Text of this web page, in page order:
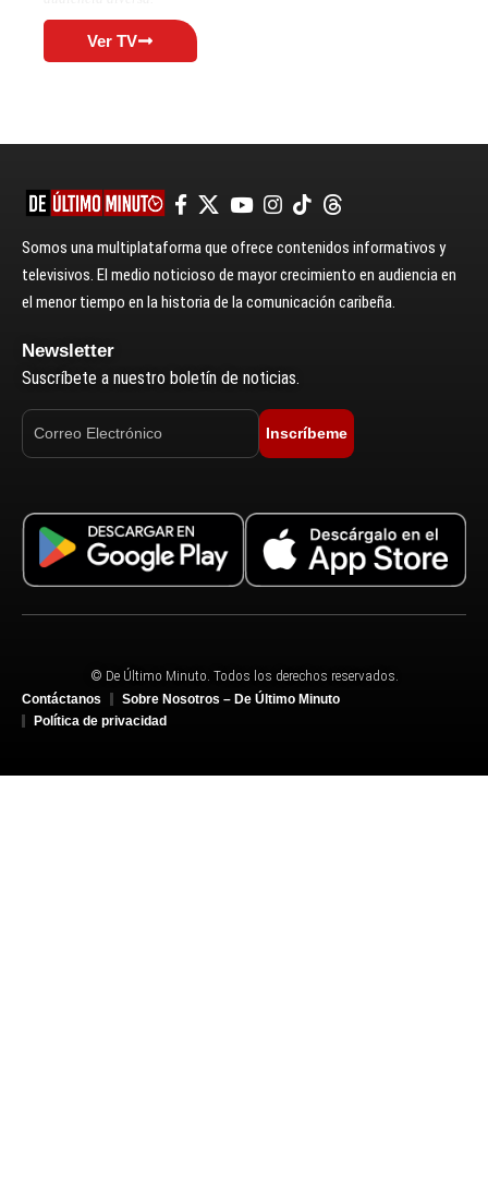
Ver TV
Somos una multiplataforma que ofrece contenidos informativos y
televisivos. El medio noticioso de mayor crecimiento en audiencia en
el menor tiempo en la historia de la comunicación caribeña.
Newsletter
Suscríbete a nuestro boletín de noticias.
Inscríbeme
© De Último Minuto. Todos los derechos reservados.
Contáctanos
Sobre Nosotros – De Último Minuto
Política de privacidad